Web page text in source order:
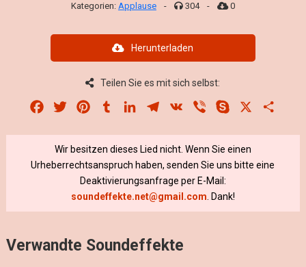
Kategorien: Applause - 304 - 0
Herunterladen
Teilen Sie es mit sich selbst:
Facebook
Twitter PinterestTumblrLinkedInTelegram
VK Viber Skype
Wir besitzen dieses Lied nicht. Wenn Sie einen
Urheberrechtsanspruch haben, senden Sie uns bitte eine
Deaktivierungsanfrage per E-Mail:
soundeffekte.net@gmail.com . Dank!
Verwandte Soundeffekte